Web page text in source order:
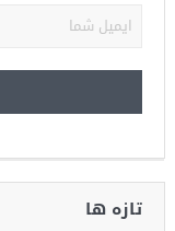
تازه ها